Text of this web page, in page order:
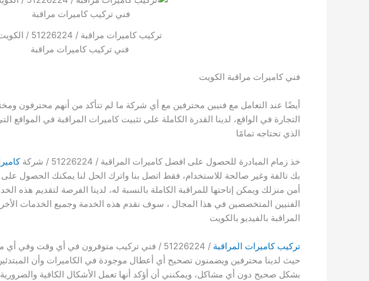
تركيب كاميرات مراقبة / 51226224 /
فني تركيب كاميرات مراقبة
فني كاميرات مراقبة الكويت
أيضًا عند التعامل مع فنيين محترفين مع أي شركة ما لم تتأكد من أنهم محترفون
التجارة في الواقع، لدينا القدرة الكاملة على تثبيت كاميرات المراقبة في المواقع
الذي تحتاجه تمامًا
خذ زمام المبادرة للحصول على افضل كاميرات المراقبة / 51226224 / شركة
بك تالفة وغير صالحة للاستخدام، فقط اتصل بنا واترك الحل لنا يمكنك الحصول
أمن منزلك ويمكن إتاحتها للمراقبة الكاملة بالنسبة له، لدينا الفرصة لتقديم هذه
الفنيين المتخصصين في هذا المجال ، سوف نقدم هذه الخدمة وجميع الخدمات الأخرى
المراقبة بالفيديو بالكويت
تركيب كاميرات المراقبة
/ 51226224 / فني تركيب متوفرون في أي وقت
حيث لدينا محترفين ويضمنون تصحيح أي أعطال موجودة في الكاميرات وأن
بشكل صحيح دون أي مشاكل، ويمكنني أن أؤكد أنها تعمل الأشكال الكافية